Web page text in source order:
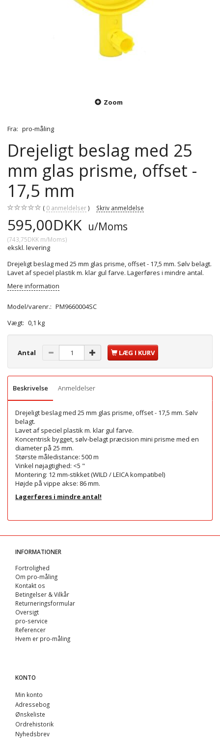
Zoom
Fra: pro-måling
Drejeligt beslag med 25
mm glas prisme, offset -
17,5 mm
0 anmeldelser Skriv anmeldelse
595,00DKK u/Moms
(743,75DKK m/Moms)
ekskl. levering
Drejeligt beslag med 25 mm glas prisme, offset - 17,5 mm. Sølv belagt.
Lavet af speciel plastik m. klar gul farve. Lagerføres i mindre antal.
Mere information
Model/varenr.: PM9660004SC
Vægt: 0,1 kg
Antal LÆG I KURV
Beskrivelse Anmeldelser
Drejeligt beslag med 25 mm glas prisme, offset - 17,5 mm. Sølv
belagt.
Lavet af speciel plastik m. klar gul farve.
Koncentrisk bygget, sølv-belagt præcision mini prisme med en
diameter på 25 mm.
Største måledistance: 500 m
Vinkel nøjagtighed: <5 "
Montering: 12 mm-stikket (WILD / LEICA kompatibel)
Højde på vippe akse: 86 mm.
Lagerføres i mindre antal!
INFORMATIONER
Fortrolighed
Om pro-måling
Kontakt os
Betingelser & Vilkår
Returneringsformular
Oversigt
pro-service
Referencer
Hvem er pro-måling
KONTO
Min konto
Adressebog
Ønskeliste
Ordrehistorik
Nyhedsbrev